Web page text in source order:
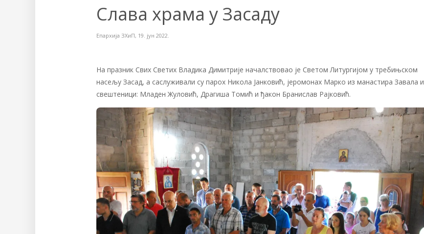
Слава храма у Засаду
Епархија ЗХиП, 19. јун 2022.
На празник Свих Светих Владика Димитрије началствовао је Светом Литургијом у требињском
насељу Засад, а саслуживали су парох Никола Јанковић, јеромонах Марко из манастира Завала и
свештеници: Младен Жуловић, Драгиша Томић и ђакон Бранислав Рајковић.